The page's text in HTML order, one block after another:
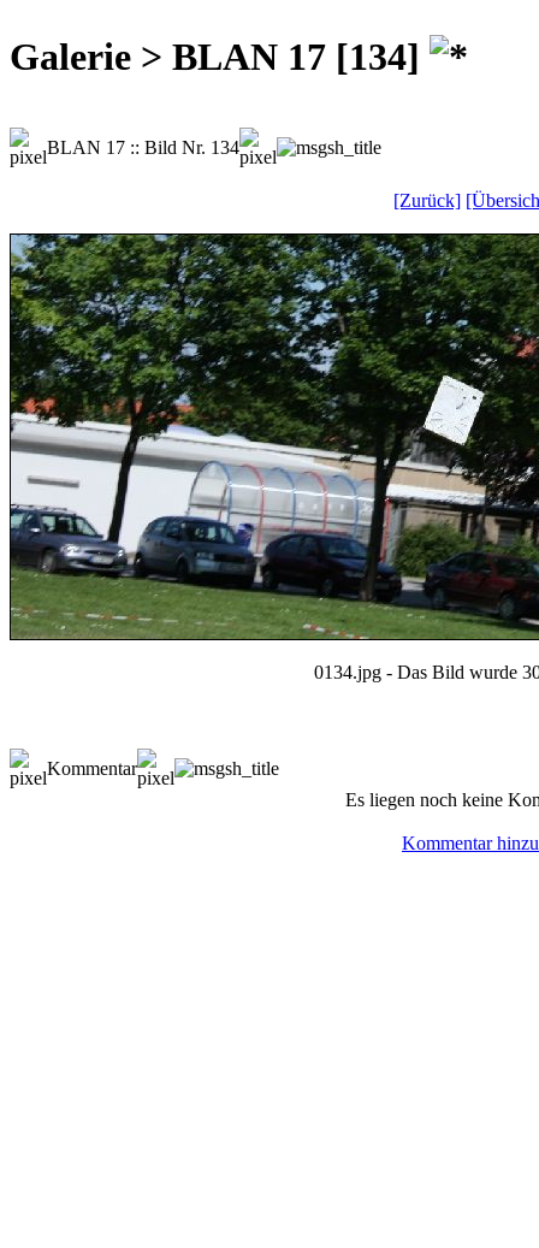
Galerie > BLAN 17 [134]
BLAN 17 :: Bild Nr. 134
[Zurück]
0134.jpg - Das Bild wurde
Kommentar
Es liegen noch keine
Kommentar